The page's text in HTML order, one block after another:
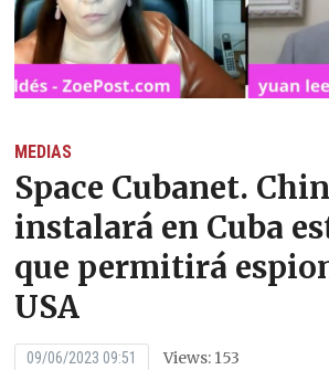
MEDIAS
Space Cubanet.
instalará en Cuba
que permitirá
USA
09/06/2023 09:51 Views: 153